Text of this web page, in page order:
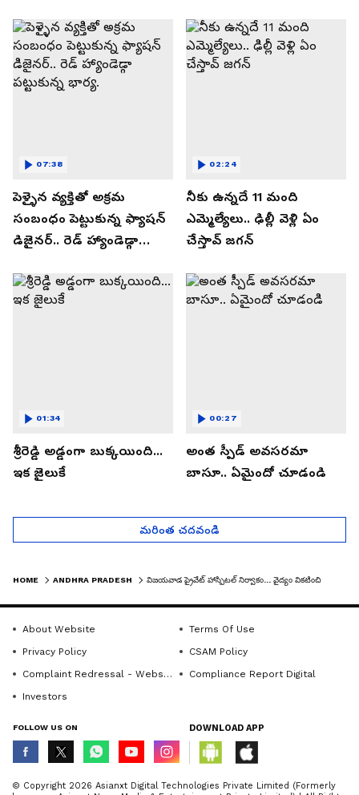
పెళ్ళైన వ్యక్తితో అక్రమ
సంబంధం పెట్టుకున్న ఫ్యాషన్
డిజైనర్.. రెడ్ హ్యాండెడ్గా
07:38
నీకు ఉన్నదే 11 మంది
ఎమ్మెల్యేలు.. ఢిల్లీ వెళ్లి ఏం
చేస్తావ్ జగన్
02:24
శ్రీరెడ్డి అడ్డంగా బుక్కయింది...
ఇక జైలుకే
01:34
అంత స్పీడ్ అవసరమా
బాసూ.. ఏమైందో చూడండి
00:27
మరింత చదవండి
HOME ANDHRA PRADESH
About Website
Terms Of Use
Privacy Policy
CSAM Policy
Complaint Redressal - Website
Compliance Report Digital
Investors
FOLLOW US ON DOWNLOAD APP
© Copyright 2026 Asianxt Digital Technologies Private Limited (Formerly